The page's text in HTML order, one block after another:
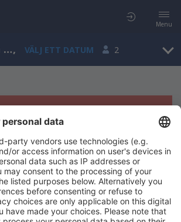
Menu
Siguanea, Isla de la Juventud, Kuba, VÄLJ ETT DATUM 2
resultat för denna sökning
andra kriterier